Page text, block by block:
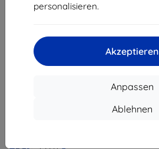
personalisieren.
Akzeptieren
Anpassen
Ablehnen
vom ganzen5.